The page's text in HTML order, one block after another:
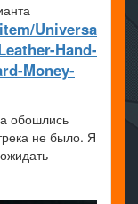
Universa
Hand-
Money-
обошлись
не было. Я